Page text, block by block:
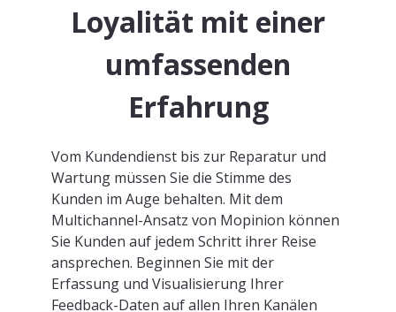
Loyalität mit einer
umfassenden
Erfahrung
Vom Kundendienst bis zur Reparatur und
Wartung müssen Sie die Stimme des
Kunden im Auge behalten. Mit dem
Multichannel-Ansatz von Mopinion können
Sie Kunden auf jedem Schritt ihrer Reise
ansprechen. Beginnen Sie mit der
Erfassung und Visualisierung Ihrer
Feedback-Daten auf allen Ihren Kanälen